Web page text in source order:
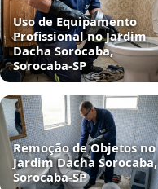
Uso de Equipamento
Profissional no Jardim
Dacha Sorocaba,
Sorocaba‑SP
Remoção de Objetos no
Jardim Dacha Sorocaba,
Sorocaba‑SP